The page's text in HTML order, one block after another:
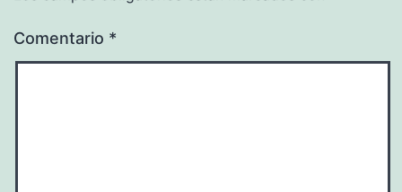
Comentario *